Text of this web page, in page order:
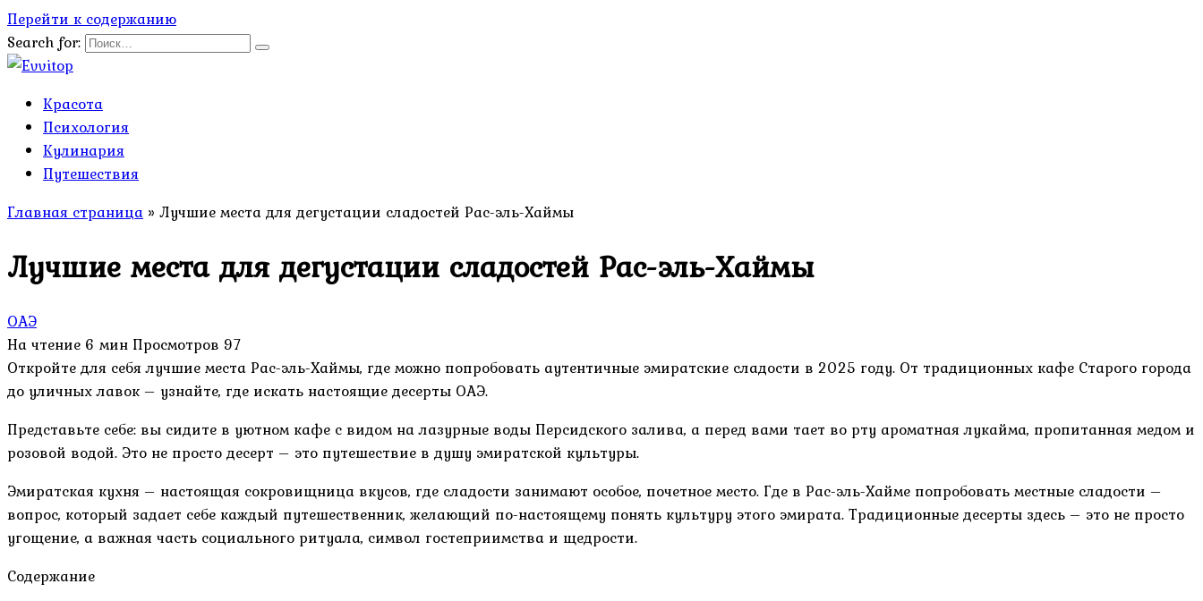
Перейти к содержанию
Search for:
Красота
Психология
Кулинария
Путешествия
Главная страница » Лучшие места для дегустации сладостей Рас-эль-Хаймы
Лучшие места для дегустации сладостей Рас-эль-Хаймы
ОАЭ
На чтение 6 мин Просмотров 97
Откройте для себя лучшие места Рас-эль-Хаймы, где можно попробовать аутентичные эмиратские сладости в 2025 году. От традиционных кафе Старого города
до уличных лавок – узнайте, где искать настоящие десерты ОАЭ.
Представьте себе: вы сидите в уютном кафе с видом на лазурные воды Персидского залива, а перед вами тает во рту ароматная лукайма, пропитанная медом и
розовой водой. Это не просто десерт – это путешествие в душу эмиратской культуры.
Эмиратская кухня – настоящая сокровищница вкусов, где сладости занимают особое, почетное место. Где в Рас-эль-Хайме попробовать местные сладости –
вопрос, который задает себе каждый путешественник, желающий по-настоящему понять культуру этого эмирата. Традиционные десерты здесь – это не просто
угощение, а важная часть социального ритуала, символ гостеприимства и щедрости.
Содержание